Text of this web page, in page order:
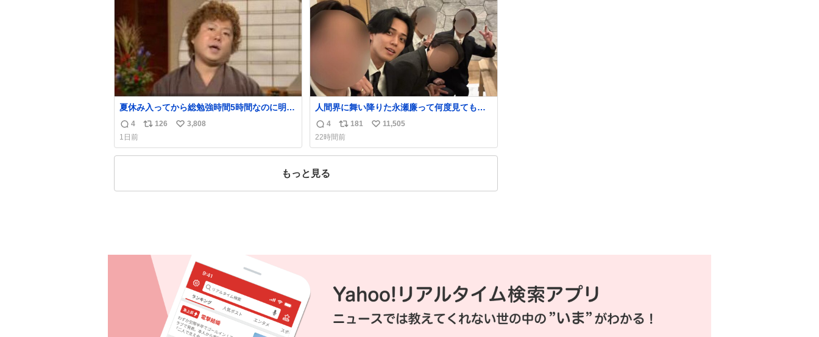
す、聞いてください 「井戸水」
数
夏休み入ってから総勉強時間5時間なのに明後
日京大オープンで今これ
返
信
数
4
リ
ス
126
い
ね
3,808
1日前
人間界に舞い降りた永瀬廉って何度見ても究
極のアイドル過ぎてずっと味する。美味い。
返
信
数
4
リ
ポ
ス
181
い
ね
11,505
22時間前
もっと見る